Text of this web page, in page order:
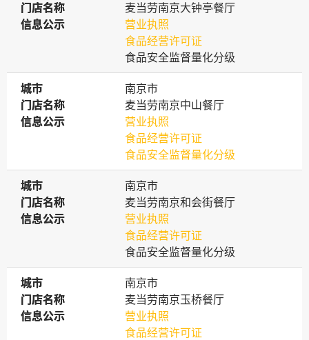
门店名称
门店名称
麦当劳南京大钟亭餐厅
信息公示
信息公示
营业执照
食品经营许可证
食品安全监督量化分级
城市
城市
南京市
门店名称
门店名称
麦当劳南京中山餐厅
信息公示
信息公示
营业执照
食品经营许可证
食品安全监督量化分级
城市
城市
南京市
门店名称
门店名称
麦当劳南京和会街餐厅
信息公示
信息公示
营业执照
食品经营许可证
食品安全监督量化分级
城市
城市
南京市
门店名称
门店名称
麦当劳南京玉桥餐厅
信息公示
信息公示
营业执照
食品经营许可证